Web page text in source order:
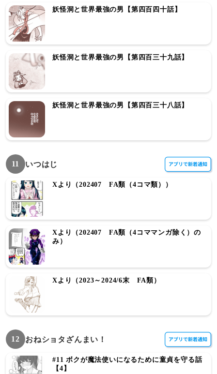
妖怪洞と世界最強の男【第四百四十話】
妖怪洞と世界最強の男【第四百三十九話】
妖怪洞と世界最強の男【第四百三十八話】
11 いつはじ
Xより（202407 FA類（4コマ類））
Xより（202407 FA類（4コママンガ除く）の
み）
Xより（2023～2024/6末 FA類）
12 おねショタざんまい！
#11 ボクが魔法使いになるために童貞を守る話
【4】